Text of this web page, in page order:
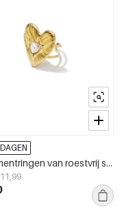
Statementringen van roestvrij staal met 14-karaats goudlaagje, hartvormig, eenvoudig, dagelijks gebruik, Simple Series, damessieraden